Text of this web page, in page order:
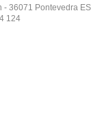
- 36071 Pontevedra ES
124